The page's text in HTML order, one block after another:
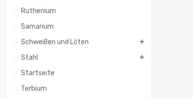
Ruthenium
Samarium
Schweißen und Löten
Stahl
Startseite
Terbium